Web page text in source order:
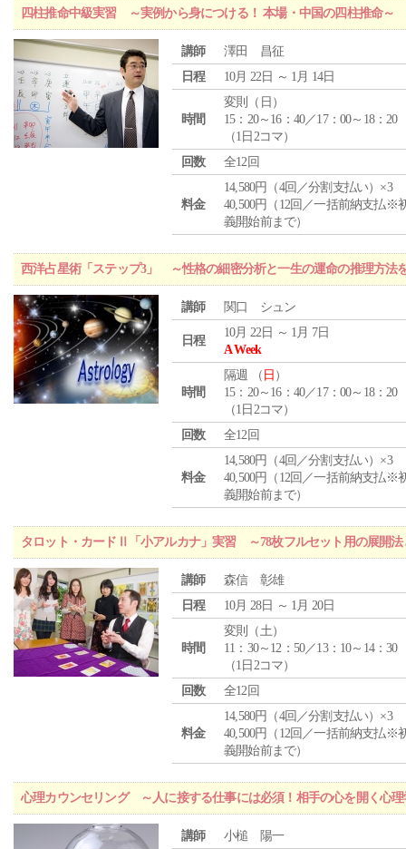
四柱推命中級実習 ～実例から身につける！ 本場・中国の四柱推命～
講師
澤田 昌征
日程
10月 22日 ～ 1月 14日
時間
変則（日）
15：20～16：40／17：00～18：20
（1日2コマ）
回数
全12回
料金
14,580円（4回／分割支払い）×3
40,500円（12回／一括前納支払※
義開始前まで）
西洋占星術「ステップ3」 ～性格の細密分析と一生の運命の推理方法
講師 関口 シュン
日程
10月 22日 ～ 1月 7日
A Week
時間
隔週 （ 日 ）
15：20～16：40／17：00～18：20
（1日2コマ）
回数
全12回
料金
14,580円（4回／分割支払い）×3
40,500円（12回／一括前納支払※
義開始前まで）
タロット・カードⅡ「小アルカナ」実習 ～78枚フルセット用の展開法
講師
森信 彰雄
日程
10月 28日 ～ 1月 20日
時間
変則（土）
11：30～12：50／13：10～14：30
（1日2コマ）
回数
全12回
料金
14,580円（4回／分割支払い）×3
40,500円（12回／一括前納支払※
義開始前まで）
心理カウンセリング ～人に接する仕事には必須！相手の心を開く心理
講師
小槌 陽一